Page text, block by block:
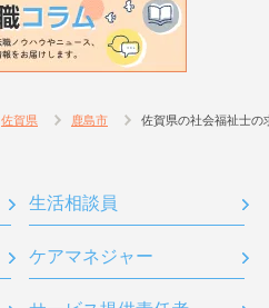
佐賀県 鹿島市 佐賀県の社会福祉士の
生活相談員
ケアマネジャー